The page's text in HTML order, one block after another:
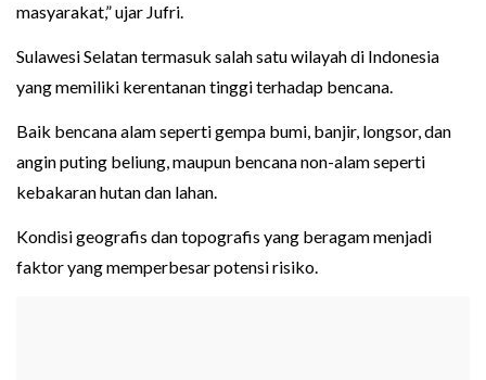
masyarakat,” ujar Jufri.
Sulawesi Selatan termasuk salah satu wilayah di Indonesia
yang memiliki kerentanan tinggi terhadap bencana.
Baik bencana alam seperti gempa bumi, banjir, longsor, dan
angin puting beliung, maupun bencana non-alam seperti
kebakaran hutan dan lahan.
Kondisi geografis dan topografis yang beragam menjadi
faktor yang memperbesar potensi risiko.